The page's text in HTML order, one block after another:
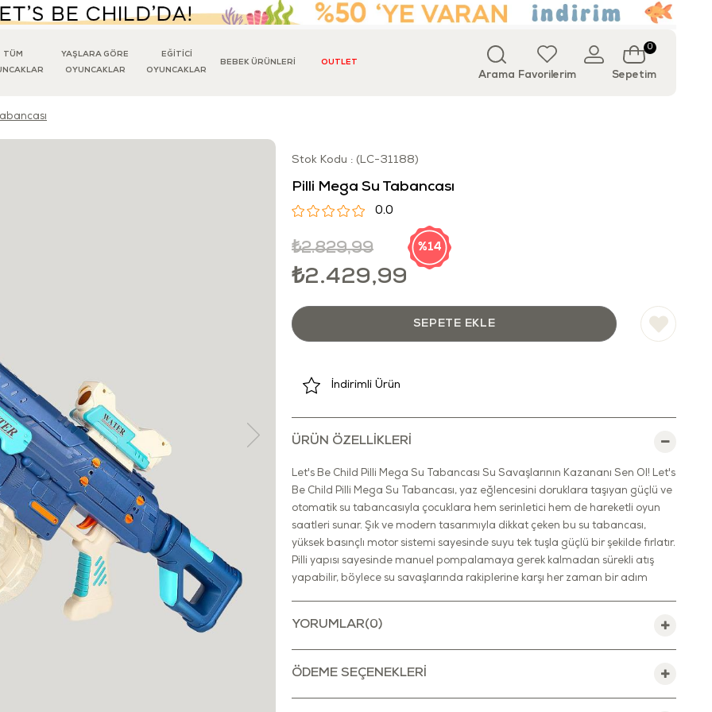
Arama Sepetim
0
Favorilerim
TÜM
YAŞLARA GÖRE
OYUNCAKLAR
EĞİTİCİ
OYUNCAKLAR
BEBEK ÜRÜNLERİ OUTLET
Stok Kodu (LC-31188)
Pilli Mega Su Tabancası
0.0
₺2.829,99
₺2.429,99
14
İndirimli Ürün
ÜRÜN ÖZELLIKLERI
Let's Be Child Pilli Mega Su Tabancası Su Savaşlarının Kazananı Sen Ol! Let's
Be Child Pilli Mega Su Tabancası, yaz eğlencesini doruklara taşıyan güçlü ve
otomatik su tabancasıyla çocuklara hem serinletici hem de hareketli oyun
saatleri sunar. Şık ve modern tasarımıyla dikkat çeken bu su tabancası,
yüksek basınçlı motor sistemi sayesinde suyu tek tuşla güçlü bir şekilde fırlatır.
Pilli yapısı sayesinde manuel pompalamaya gerek kalmadan sürekli atış
yapabilir, böylece su savaşlarında rakiplerine karşı her zaman bir adım
olur. Geniş haznesi sayesinde sık sık su doldurma derdi olmadan uzun süreli
oyun keyfi sunar. Hafif ama dayanıklı gövdesi, dış mekânda rahat kullanım
sağlar ve oyun sırasında kolay taşınabilir. Bahçede, plajda, parkta ya da
Oyuncağı kullanmadan önce bu açıklamaları dikkatlice okuyunuz ve ileride
YORUMLAR(0)
ÖDEME SEÇENEKLERI